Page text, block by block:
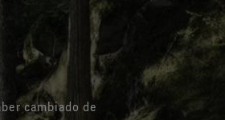
Ver todas las tecnologías de
prendas exteriores
cambiado de